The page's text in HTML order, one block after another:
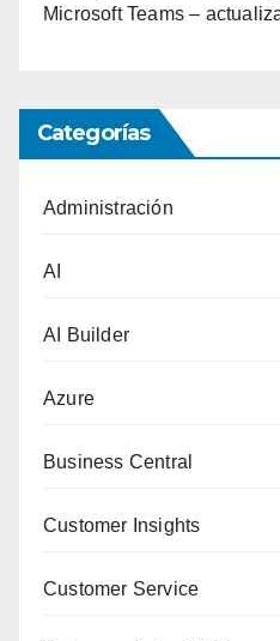
Microsoft Teams –
Categorías
Administración
AI
AI Builder
Azure
Business Central
Customer Insights
Customer Service